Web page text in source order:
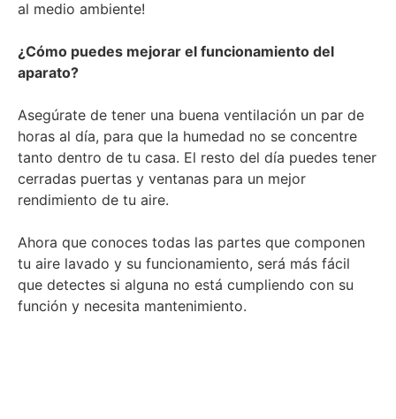
al medio ambiente!
¿Cómo puedes mejorar el funcionamiento del
aparato?
Asegúrate de tener una buena ventilación un par de
horas al día, para que la humedad no se concentre
tanto dentro de tu casa. El resto del día puedes tener
cerradas puertas y ventanas para un mejor
rendimiento de tu aire.
Ahora que conoces todas las partes que componen
tu aire lavado y su funcionamiento, será más fácil
que detectes si alguna no está cumpliendo con su
función y necesita mantenimiento.